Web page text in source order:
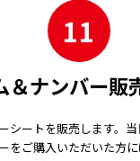
11
＆ナンバー販
シートを販売します。
をご購入いただいた方